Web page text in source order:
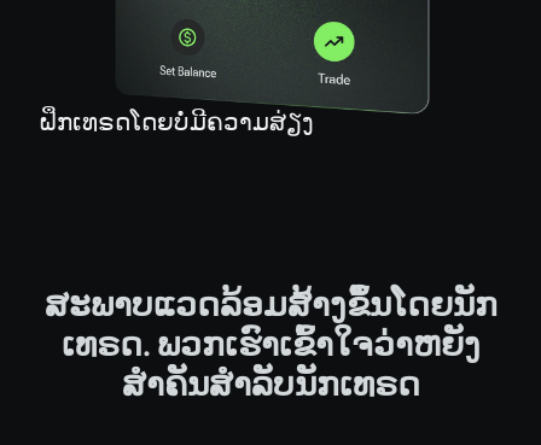
ຝຶກເທຣດໂດຍບໍ່ມີຄວາມສ່ຽງ
ເທຣດ.
ພວກເຮົາເຂົ້າໃຈວ່າຫຍັງ
ສຳຄັນສຳລັບນັກເທຣດ